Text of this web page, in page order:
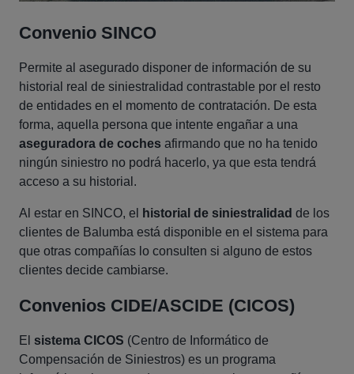
Convenio SINCO
Permite al asegurado disponer de información de su
historial real de siniestralidad contrastable por el resto
de entidades en el momento de contratación. De esta
forma, aquella persona que intente engañar a una
aseguradora de coches afirmando que no ha tenido
ningún siniestro no podrá hacerlo, ya que esta tendrá
acceso a su historial.
Al estar en SINCO, el historial de siniestralidad de los
clientes de Balumba está disponible en el sistema para
que otras compañías lo consulten si alguno de estos
clientes decide cambiarse.
Convenios CIDE/ASCIDE (CICOS)
El sistema CICOS (Centro de Informático de
Compensación de Siniestros) es un programa